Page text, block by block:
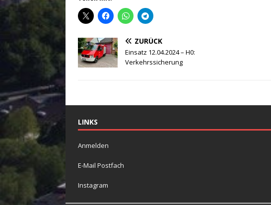
ZURÜCK
Einsatz 12.04.2024 – H0:
Verkehrssicherung
LINKS
Anmelden
E-Mail Postfach
Instagram